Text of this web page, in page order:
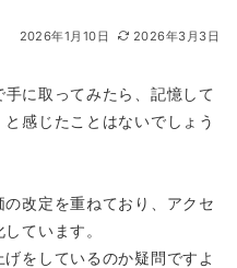
2026年1月10日 2026年3月3日
手に取ってみたら、記憶して
感じたことはないでしょう
改定を重ねており、アクセ
ています。
をしているのか疑問ですよ